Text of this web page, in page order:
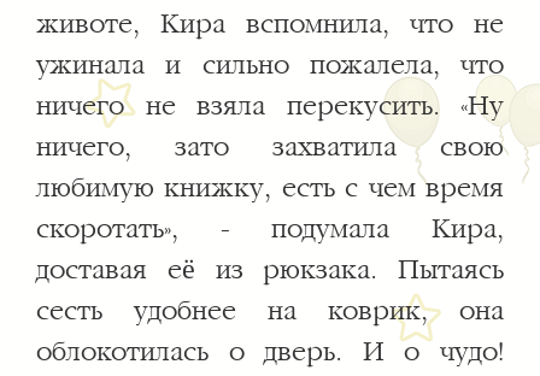
животе, Кира вспомнила, что не
ужинала и сильно пожалела, что
ничего не взяла перекусить. «Ну
ничего, зато захватила свою
любимую книжку, есть с чем время
скоротать», - подумала Кира,
доставая её из рюкзака. Пытаясь
сесть удобнее на коврик, она
облокотилась о дверь. И о чудо!